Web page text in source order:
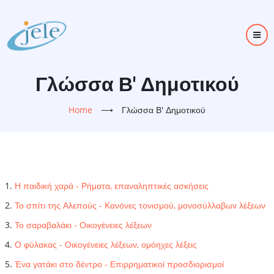
main
content
Γλώσσα Β' Δημοτικού
Home ⟶ Γλώσσα Β' Δημοτικού
Η παιδική χαρά - Ρήματα, επαναληπτικές ασκήσεις
Το σπίτι της Αλεπούς - Κανόνες τονισμού, μονοσύλλαβων λέξεων
Το σαραβαλάκι - Οικογένειες λέξεων
Ο φύλακας - Οικογένειες λέξεων, ομόηχες λέξεις
Ένα γατάκι στο δέντρο - Επιρρηματικοί προσδιορισμοί